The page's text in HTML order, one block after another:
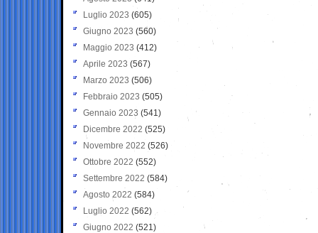
Luglio 2023 (605)
Giugno 2023 (560)
Maggio 2023 (412)
Aprile 2023 (567)
Marzo 2023 (506)
Febbraio 2023 (505)
Gennaio 2023 (541)
Dicembre 2022 (525)
Novembre 2022 (526)
Ottobre 2022 (552)
Settembre 2022 (584)
Agosto 2022 (584)
Luglio 2022 (562)
Giugno 2022 (521)